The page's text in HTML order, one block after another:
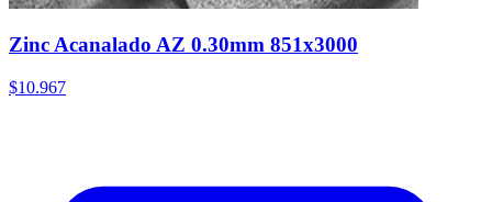
Zinc Acanalado AZ 0.30mm 851x3000
$10.967